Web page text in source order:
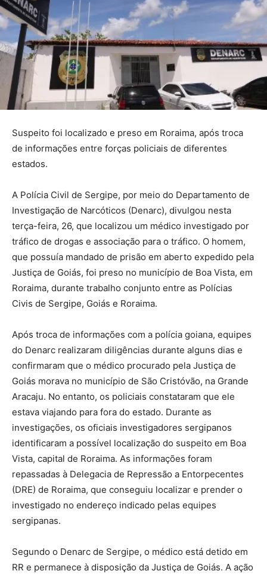
Suspeito foi localizado e preso em Roraima, após troca
de informações entre forças policiais de diferentes
estados.
A Polícia Civil de Sergipe, por meio do Departamento de
Investigação de Narcóticos (Denarc), divulgou nesta
terça-feira, 26, que localizou um médico investigado por
tráfico de drogas e associação para o tráfico. O homem,
que possuía mandado de prisão em aberto expedido pela
Justiça de Goiás, foi preso no município de Boa Vista, em
Roraima, durante trabalho conjunto entre as Polícias
Civis de Sergipe, Goiás e Roraima.
Após troca de informações com a polícia goiana, equipes
do Denarc realizaram diligências durante alguns dias e
confirmaram que o médico procurado pela Justiça de
Goiás morava no município de São Cristóvão, na Grande
Aracaju. No entanto, os policiais constataram que ele
estava viajando para fora do estado. Durante as
investigações, os oficiais investigadores sergipanos
identificaram a possível localização do suspeito em Boa
Vista, capital de Roraima. As informações foram
repassadas à Delegacia de Repressão a Entorpecentes
(DRE) de Roraima, que conseguiu localizar e prender o
investigado no endereço indicado pelas equipes
sergipanas.
Segundo o Denarc de Sergipe, o médico está detido em
RR e permanece à disposição da Justiça de Goiás. A ação